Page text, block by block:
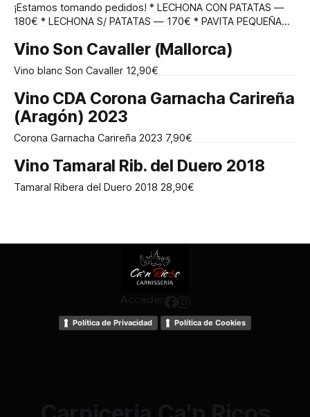
¡Estamos tomando pedidos! * LECHONA CON PATATAS —
180€ * LECHONA S/ PATATAS — 170€ * PAVITA PEQUEÑA
PAVO 7/8 KG CON PATATAS — 90€ * PAVO 7/8 KG S/
PERSONAS) — 60€ * PIERNA DE CORDERO S/ PATATAS —
50€ * PATO
Vino Son Cavaller (Mallorca)
Vino blanc Son Cavaller 12,90€
Vino CDA Corona Garnacha Carireña
(Aragón) 2023
Corona Garnacha Carireña 2023 7,90€
Vino Tamaral Rib. del Duero 2018
Tamaral Ribera del Duero 2018 28,90€
Política de Privacidad Política de Cookies